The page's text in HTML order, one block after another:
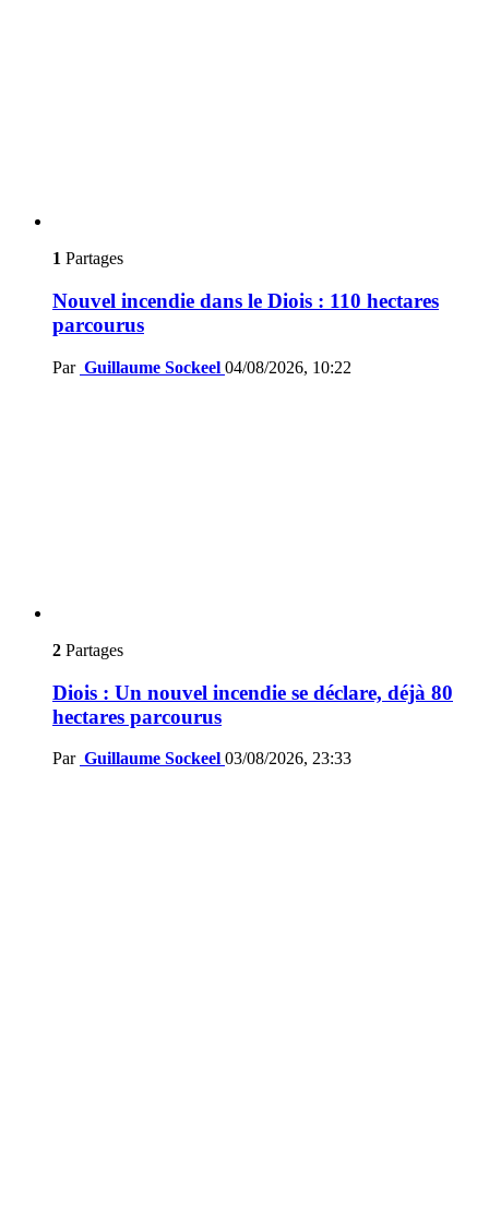
1 Partages
Nouvel incendie dans le Diois : 110 hectares
parcourus
Par Guillaume Sockeel 04/08/2026, 10:22
2 Partages
Diois : Un nouvel incendie se déclare, déjà 80
hectares parcourus
Par Guillaume Sockeel 03/08/2026, 23:33